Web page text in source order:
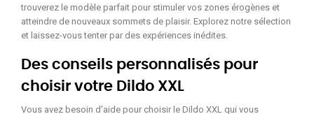
trouverez le modèle parfait pour stimuler vos zones érogènes et
atteindre de nouveaux sommets de plaisir. Explorez notre sélection
et laissez-vous tenter par des expériences inédites.
Des conseils personnalisés pour
choisir votre Dildo XXL
Vous avez besoin d'aide pour choisir le Dildo XXL qui vous